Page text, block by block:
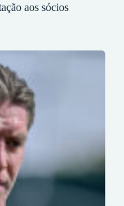
aos sócios